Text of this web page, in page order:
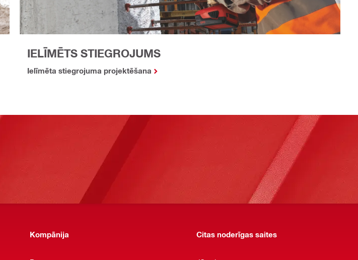
IELĪMĒTS STIEGROJUMS
Ielīmēta stiegrojuma projektēšana
Kompānija Citas noderīgas saites